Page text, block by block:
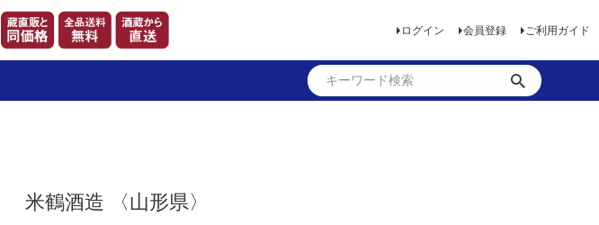
ログイン 会員登録 ご利用ガイド
米鶴酒造 〈山形県〉